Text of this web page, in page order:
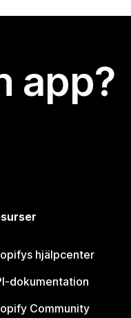
app?
hjälpcenter
dokumentation
Community